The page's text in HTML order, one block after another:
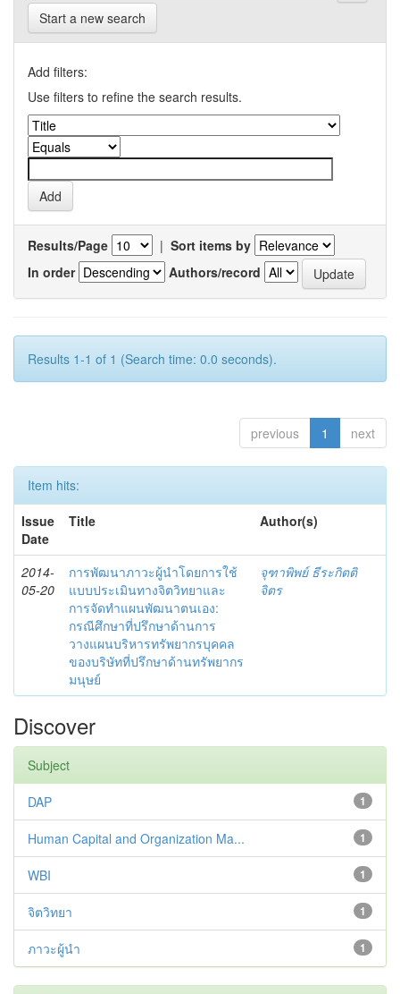
Start a new search
Add filters:
Use filters to refine the search results.
Results/Page | Sort items by
In order
Authors/record
Results 1-1 of 1 (Search time: 0.0 seconds).
previous 1 next
Item hits:
Issue
Date
Title Author(s)
2014-
05-20
การพัฒนาภาวะผู้นำโดยการใช้
แบบประเมินทางจิตวิทยาและ
การจัดทำแผนพัฒนาตนเอง:
กรณีศึกษาที่ปรึกษาด้านการ
วางแผนบริหารทรัพยากรบุคคล
ของบริษัทที่ปรึกษาด้านทรัพยากร
มนุษย์
จุฑาพิพย์ ธีระกิตติ
จิตร
Discover
Subject
1
DAP
1
Human Capital and Organization Ma...
1
WBI
1
จิตวิทยา
1
ภาวะผู้นำ